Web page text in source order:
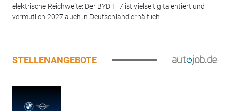
elektrische Reichweite: Der BYD Ti 7 ist vielseitig talentiert und
vermutlich 2027 auch in Deutschland erhältlich.
STELLENANGEBOTE